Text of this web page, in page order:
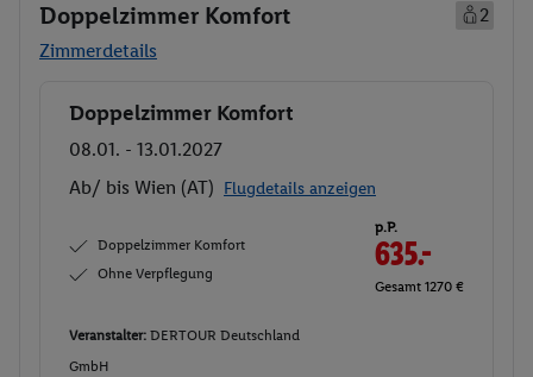
Doppelzimmer Komfort
2
Zimmerdetails
Buchen
Doppelzimmer Komfort
08.01. - 13.01.2027
Ab/ bis Wien (AT) Flugdetails anzeigen
Doppelzimmer Komfort
Ohne Verpflegung
p.P.
635.-
Gesamt 1270 €
Veranstalter: DERTOUR Deutschland
GmbH